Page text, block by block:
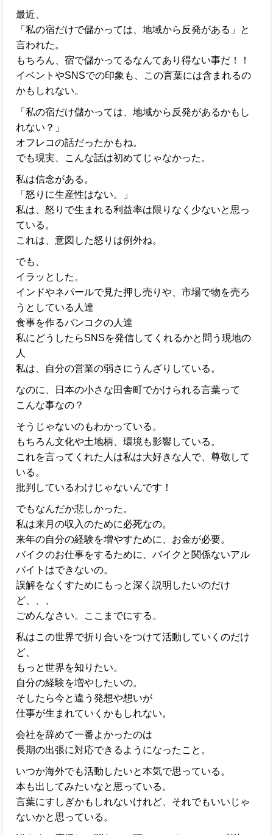
最近、
「私の宿だけで儲かっては、地域から反発がある」と
言われた。
もちろん、宿で儲かってるなんてあり得ない事だ！！
イベントやSNSでの印象も、この言葉には含まれるの
かもしれない。
「私の宿だけ儲かっては、地域から反発があるかもし
れない？」
オフレコの話だったかもね。
でも現実、こんな話は初めてじゃなかった。
私は信念がある。
「怒りに生産性はない。」
私は、怒りで生まれる利益率は限りなく少ないと思っ
ている。
これは、意図した怒りは例外ね。
でも、
イラッとした。
インドやネパールで見た押し売りや、市場で物を売ろ
うとしている人達
食事を作るバンコクの人達
私にどうしたらSNSを発信してくれるかと問う現地の
人
私は、自分の営業の弱さにうんざりしている。
なのに、日本の小さな田舎町でかけられる言葉って
こんな事なの？
そうじゃないのもわかっている。
もちろん文化や土地柄、環境も影響している。
これを言ってくれた人は私は大好きな人で、尊敬して
いる。
批判しているわけじゃないんです！
でもなんだか悲しかった。
私は来月の収入のために必死なの。
来年の自分の経験を増やすために、お金が必要。
バイクのお仕事をするために、バイクと関係ないアル
バイトはできないの。
誤解をなくすためにもっと深く説明したいのだけ
ど、、、
ごめんなさい。ここまでにする。
私はこの世界で折り合いをつけて活動していくのだけ
ど、
もっと世界を知りたい。
自分の経験を増やしたいの。
そしたら今と違う発想や想いが
仕事が生まれていくかもしれない。
会社を辞めて一番よかったのは
長期の出張に対応できるようになったこと。
いつか海外でも活動したいと本気で思っている。
本も出してみたいなと思っている。
言葉にすしぎかもしれないけれど、それでもいいじゃ
ないかと思っている。